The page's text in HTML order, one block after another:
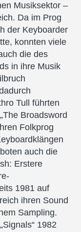
Musiksektor –
Da im Prog
der Keyboarder
konnten viele
die des
in ihre Musik
Tull führten
Broadsword
Folkprog
auch die
Erstere
1981 auf
ihren Sound
Sampling.
1982